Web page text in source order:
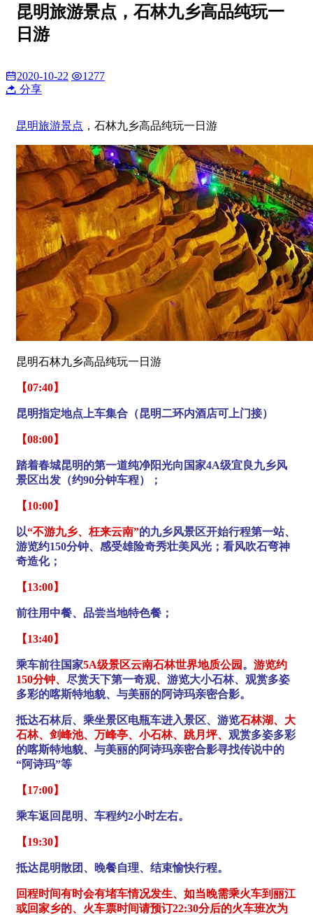
昆明旅游景点，石林九乡高品纯玩一
日游
2020-10-22
1277
分享
昆明旅游景点 ，石林九乡高品纯玩一日游
昆明石林九乡高品纯玩一日游
【07:40】
昆明指定地点上车集合（昆明二环内酒店可上门接）
【08:00】
踏着春城昆明的第一道纯净阳光向国家4A级宜良九乡风
景区出发（约90分钟车程）；
【10:00】
以“不游九乡、枉来云南”的九乡风景区开始行程第一站、
游览约150分钟、感受雄险奇秀壮美风光；看风吹石弯神
奇造化；
【13:00】
前往用中餐、品尝当地特色餐；
【13:40】
乘车前往国家5A级景区云南石林世界地质公园 。 游览约
150分钟、 尽赏天下第一奇观、 游览大小石林、观赏多姿
多彩的喀斯特地貌、与美丽的阿诗玛亲密合影。
抵达石林后、乘坐景区电瓶车进入景区、游览石林湖、大
石林、剑峰池、万峰亭、小石林、跳月坪、 观赏多姿多彩
的喀斯特地貌、与美丽的阿诗玛亲密合影寻找传说中的
“阿诗玛”等
【17:00】
乘车返回昆明、车程约2小时左右。
【19:30】
抵达昆明散团、晚餐自理、结束愉快行程。
回程时间有时会有堵车情况发生、如当晚需乘火车到丽江
或回家乡的、火车票时间请预订22:30分后的火车班次为